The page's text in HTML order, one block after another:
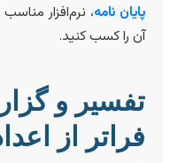
نامه، نرم‌افزار مناسب را
را کسب کنید.
و
از اعداد